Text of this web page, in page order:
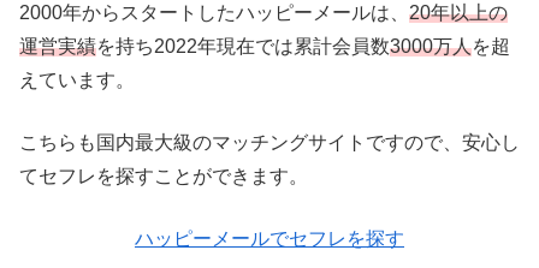
2000年からスタートしたハッピーメールは、 20年以上の
運営実績を持ち2022年現在では累計会員数3000万人を超
えています。
こちらも国内最大級のマッチングサイトですので、安心し
てセフレを探すことができます。
ハッピーメールでセフレを探す